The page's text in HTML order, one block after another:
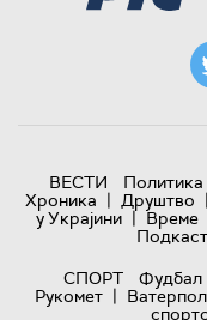
ВЕСТИ Политика
Хроника | Друштво |
у Украјини | Време
Подкаст
СПОРТ
Фудбал
Рукомет |